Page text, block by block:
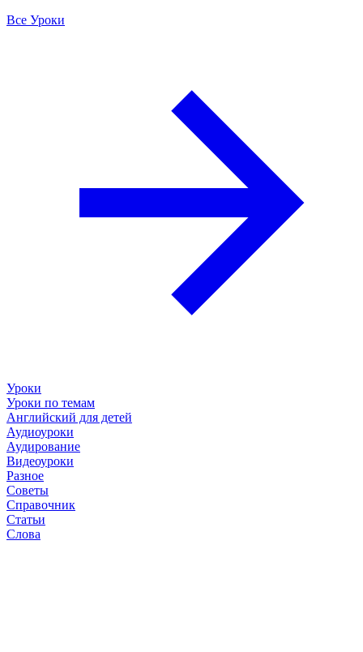
Все Уроки
Уроки
Уроки по темам
Английский для детей
Аудиоуроки
Аудирование
Видеоуроки
Разное
Советы
Справочник
Статьи
Слова